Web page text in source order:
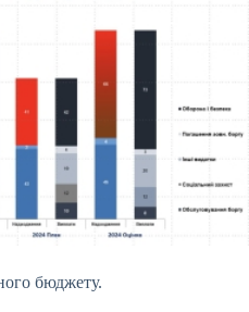
бюджету.